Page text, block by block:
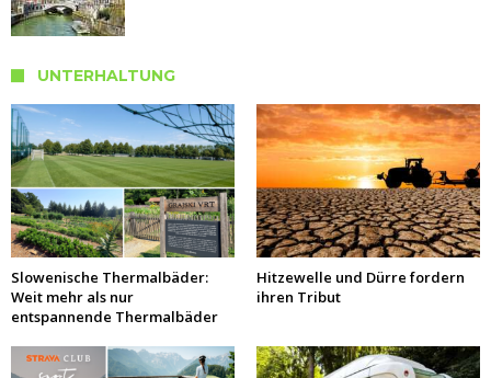
UNTERHALTUNG
Slowenische Thermalbäder:
Weit mehr als nur
entspannende Thermalbäder
Hitzewelle und Dürre fordern
ihren Tribut